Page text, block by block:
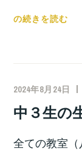
取
ら
れ
ま
設
年
を
え
の続きを読む
2024年8月24日
中３生の
全ての教室